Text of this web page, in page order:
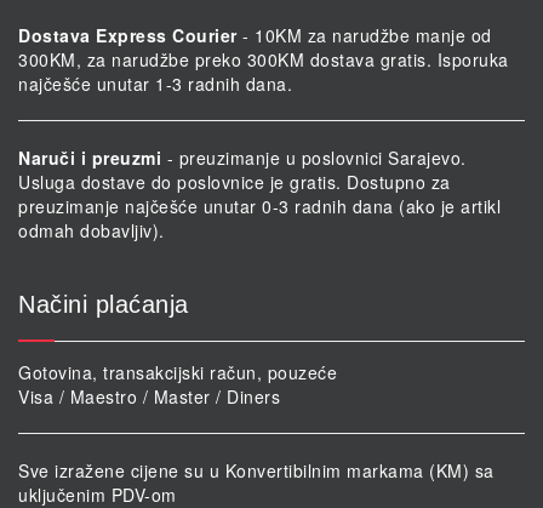
Dostava Express Courier- 10KM za narudžbe manje od
300KM, za narudžbe preko 300KM dostava gratis. Isporuka
najčešće unutar 1-3 radnih dana.
Naruči i preuzmi - preuzimanje u poslovnici Sarajevo.
Usluga dostave do poslovnice je gratis. Dostupno za
preuzimanje najčešće unutar 0-3 radnih dana (ako je artikl
odmah dobavljiv).
Načini plaćanja
Gotovina, transakcijski račun, pouzeće
Visa / Maestro / Master / Diners
Sve izražene cijene su u Konvertibilnim markama (KM) sa
uključenim PDV-om